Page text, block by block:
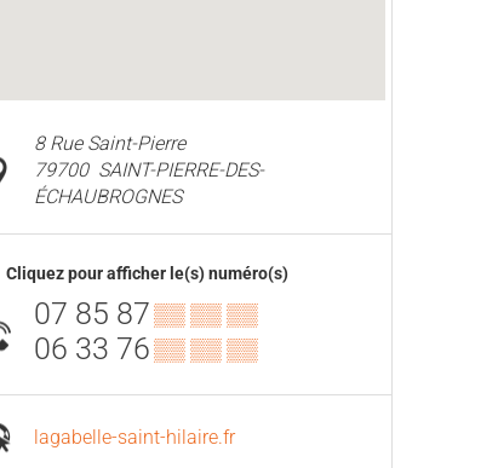
8 Rue Saint-Pierre
79700 SAINT-PIERRE-DES-
ÉCHAUBROGNES
Cliquez pour afficher le(s) numéro(s)
07 85 87▒▒ ▒▒ ▒▒
06 33 76▒▒ ▒▒ ▒▒
lagabelle-saint-hilaire.fr